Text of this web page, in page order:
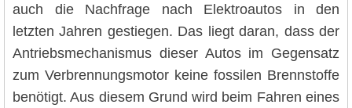
auch die Nachfrage nach Elektroautos in den
letzten Jahren gestiegen. Das liegt daran, dass der
Antriebsmechanismus dieser Autos im Gegensatz
zum Verbrennungsmotor keine fossilen Brennstoffe
benötigt. Aus diesem Grund wird beim Fahren eines